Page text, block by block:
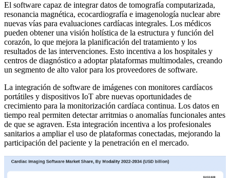
El software capaz de integrar datos de tomografía computarizada,
resonancia magnética, ecocardiografía e imagenología nuclear abre
nuevas vías para evaluaciones cardíacas integrales. Los médicos
pueden obtener una visión holística de la estructura y función del
corazón, lo que mejora la planificación del tratamiento y los
resultados de las intervenciones. Esto incentiva a los hospitales y
centros de diagnóstico a adoptar plataformas multimodales, creando
un segmento de alto valor para los proveedores de software.
La integración de software de imágenes con monitores cardíacos
portátiles y dispositivos IoT abre nuevas oportunidades de
crecimiento para la monitorización cardíaca continua. Los datos en
tiempo real permiten detectar arritmias o anomalías funcionales antes
de que se agraven. Esta integración incentiva a los profesionales
sanitarios a ampliar el uso de plataformas conectadas, mejorando la
participación del paciente y la penetración en el mercado.